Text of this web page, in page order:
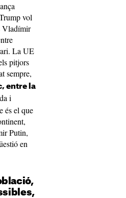
vol
Vladímir
La UE
pitjors
sempre,
entre la
i
és el que
Putin,
en